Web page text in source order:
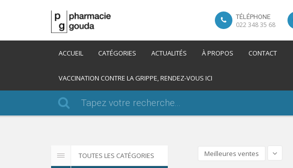
TÉLÉPHONE
022 348 35 68
ACCUEIL CATÉGORIES ACTUALITÉS À PROPOS CONTACT
VACCINATION CONTRE LA GRIPPE, RENDEZ-VOUS ICI
TOUTES LES CATÉGORIES Meilleures ventes